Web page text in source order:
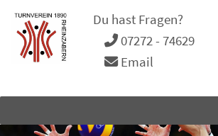
Du hast Fragen?
07272 - 74629
Email